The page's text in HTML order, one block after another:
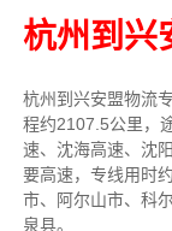
杭州到兴
杭州到兴安盟物流
程约2107.5公里，
速、沈海高速、沈
要高速，专线用时
市、阿尔山市、科
泉县。